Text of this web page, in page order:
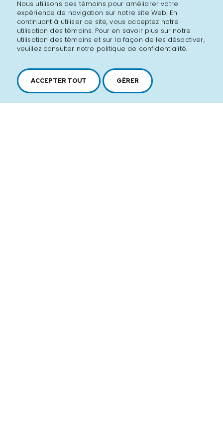
Nous utilisons des témoins pour améliorer votre
expérience de navigation sur notre site Web. En
continuant à utiliser ce site, vous acceptez notre
utilisation des témoins. Pour en savoir plus sur notre
utilisation des témoins et sur la façon de les désactiver,
veuillez consulter notre politique de confidentialité.
ACCEPTER TOUT GÉRER